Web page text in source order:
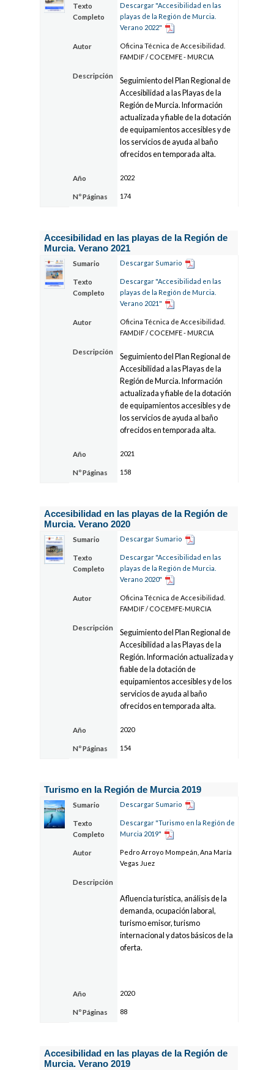
Texto
Completo
Descargar "Accesibilidad en las
playas de la Región de Murcia.
Verano 2022"
Autor
Oficina Técnica de Accesibilidad.
FAMDIF / COCEMFE - MURCIA
Descripción
Seguimiento del Plan Regional de
Accesibilidad a las Playas de la
Región de Murcia. Información
actualizada y fiable de la dotación
de equipamientos accesibles y de
los servicios de ayuda al baño
ofrecidos en temporada alta.
Año 2022
Nº Páginas 174
Accesibilidad en las playas de la Región de
Murcia. Verano 2021
Sumario Descargar Sumario
Texto
Completo
Descargar "Accesibilidad en las
playas de la Región de Murcia.
Verano 2021"
Autor
Oficina Técnica de Accesibilidad.
FAMDIF / COCEMFE - MURCIA
Descripción
Seguimiento del Plan Regional de
Accesibilidad a las Playas de la
Región de Murcia. Información
actualizada y fiable de la dotación
de equipamientos accesibles y de
los servicios de ayuda al baño
ofrecidos en temporada alta.
Año 2021
Nº Páginas 158
Accesibilidad en las playas de la Región de
Murcia. Verano 2020
Sumario Descargar Sumario
Texto
Completo
Descargar "Accesibilidad en las
playas de la Región de Murcia.
Verano 2020"
Autor
Oficina Técnica de Accesibilidad.
FAMDIF / COCEMFE-MURCIA
Descripción
Seguimiento del Plan Regional de
Accesibilidad a las Playas de la
Región. Información actualizada y
fiable de la dotación de
equipamientos accesibles y de los
servicios de ayuda al baño
ofrecidos en temporada alta.
Año 2020
Nº Páginas 154
Turismo en la Región de Murcia 2019
Sumario Descargar Sumario
Texto
Completo
Descargar "Turismo en la Región de
Murcia 2019"
Autor
Pedro Arroyo Mompeán, Ana María
Vegas Juez
Descripción
Afluencia turística, análisis de la
demanda, ocupación laboral,
turismo emisor, turismo
internacional y datos básicos de la
oferta.
Año 2020
Nº Páginas 88
Accesibilidad en las playas de la Región de
Murcia. Verano 2019